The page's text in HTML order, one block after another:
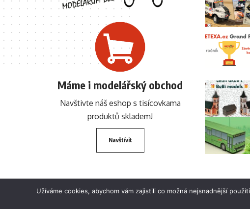
Máme i modelářský obchod
Navštivte náš eshop s tisícovkama
produktů skladem!
Navštívit
Užíváme cookies, abychom vám zajistili co možná nejsnadnější